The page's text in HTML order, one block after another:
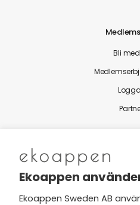
Bli
Nytt från
Ekoappen
Ekoappen Sweden AB